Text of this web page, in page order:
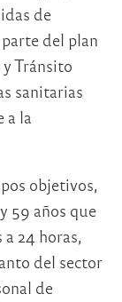
de
del plan
Tránsito
sanitarias
a la
objetivos,
59 años que
24 horas,
del sector
de